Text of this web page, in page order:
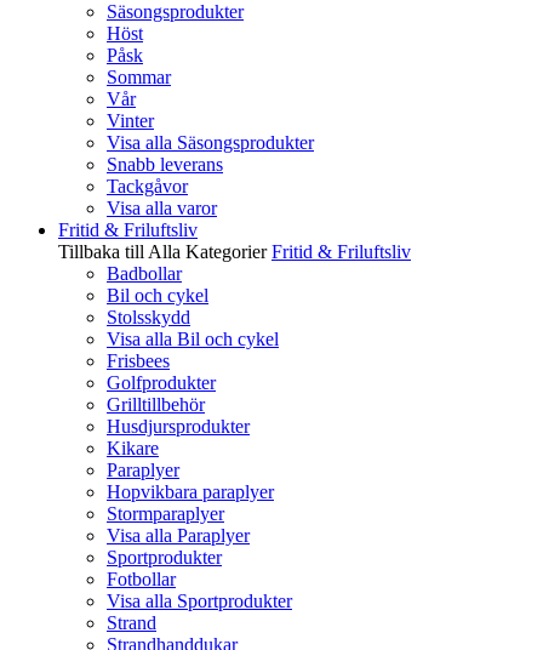
Säsongsprodukter
Höst
Påsk
Sommar
Vår
Vinter
Visa alla Säsongsprodukter
Snabb leverans
Tackgåvor
Visa alla varor
Fritid & Friluftsliv
Tillbaka till Alla Kategorier Fritid & Friluftsliv
Badbollar
Bil och cykel
Stolsskydd
Visa alla Bil och cykel
Frisbees
Golfprodukter
Grilltillbehör
Husdjursprodukter
Kikare
Paraplyer
Hopvikbara paraplyer
Stormparaplyer
Visa alla Paraplyer
Sportprodukter
Fotbollar
Visa alla Sportprodukter
Strand
Strandhanddukar